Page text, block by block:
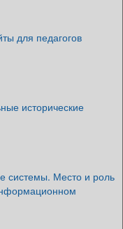
для педагогов
исторические
системы. Место и роль